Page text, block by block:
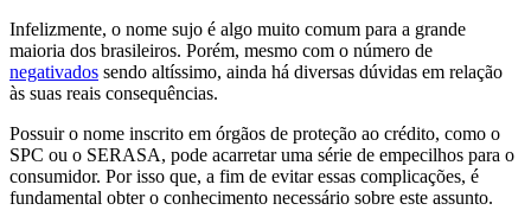
Infelizmente, o nome sujo é algo muito comum para a grande
maioria dos brasileiros. Porém, mesmo com o número de
negativados sendo altíssimo, ainda há diversas dúvidas em relação
às suas reais consequências.
Possuir o nome inscrito em órgãos de proteção ao crédito, como o
SPC ou o SERASA, pode acarretar uma série de empecilhos para o
consumidor. Por isso que, a fim de evitar essas complicações, é
fundamental obter o conhecimento necessário sobre este assunto.